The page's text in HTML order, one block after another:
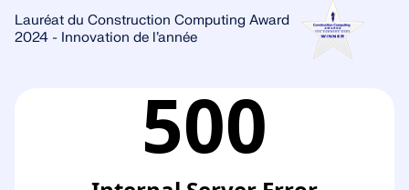
Lauréat du Construction Computing Award
2024 - Innovation de l’année